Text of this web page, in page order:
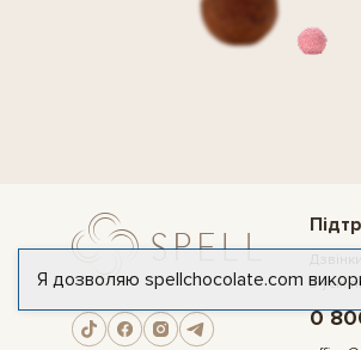
З усіх
0
Я дозволяю spellchocolate.com